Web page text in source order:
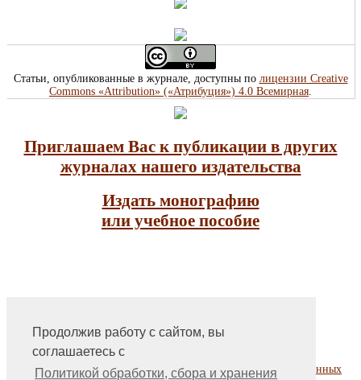
Продолжив работу с сайтом, вы
соглашаетесь с
Политикой обработки, сбора и хранения
Статьи, опубликованные в журнале, доступны по лицензии Creative
Commons «Attribution» («Атрибуция») 4.0 Всемирная.
Приглашаем Вас к публикации в других
журналах нашего издательства
Издать монографию
или учебное пособие
На главную
Контакты, учредитель, редакция
Политика обработки, сбора и хранения персональных данных